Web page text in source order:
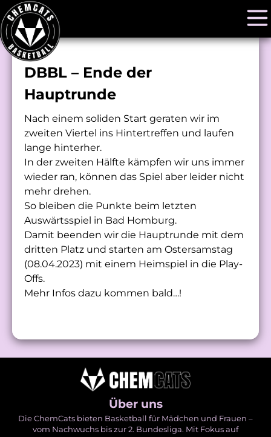
DBBL – Ende der
Hauptrunde
Nach einem soliden Start geraten wir im
zweiten Viertel ins Hintertreffen und laufen
lange hinterher.
In der zweiten Hälfte kämpfen wir uns immer
wieder ran, können das Spiel aber leider nicht
mehr drehen.
So bleiben die Punkte beim letzten
Auswärtsspiel in Bad Homburg.
Damit beenden wir die Hauptrunde mit dem
dritten Platz und starten am Ostersamstag
(08.04.2023) mit einem Heimspiel in die Play-
Offs.
Mehr Infos dazu kommen bald…!
Über uns
Die ChemCats bieten Basketball für Mädchen und Frauen –
vom Nachwuchs bis zur 2. Bundesliga. Mit Fokus auf